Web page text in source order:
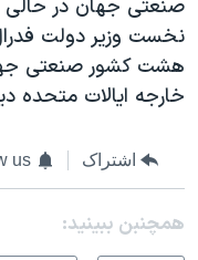
صنعتی جهان در حالی
نخست وزیر دولت
هشت کشور صنعتی
خارجه ایالات متحده
اشتراک us
همچنبن ببینید: